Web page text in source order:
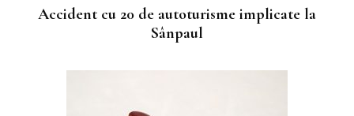
Accident cu 20 de autoturisme implicate la
Sânpaul